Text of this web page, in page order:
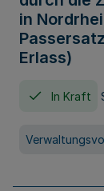
in
Erlass)
In Kraft